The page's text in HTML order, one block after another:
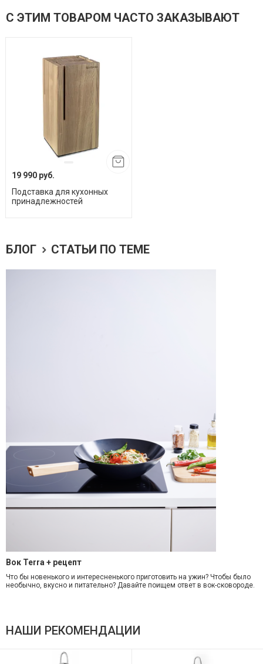
С ЭТИМ ТОВАРОМ ЧАСТО ЗАКАЗЫВАЮТ
19 990 руб.
Подставка для кухонных
принадлежностей
БЛОГ СТАТЬИ ПО ТЕМЕ
Вок Terra + рецепт
Что бы новенького и интересненького приготовить на ужин? Чтобы было
необычно, вкусно и питательно? Давайте поищем ответ в вок-сковороде.
НАШИ РЕКОМЕНДАЦИИ